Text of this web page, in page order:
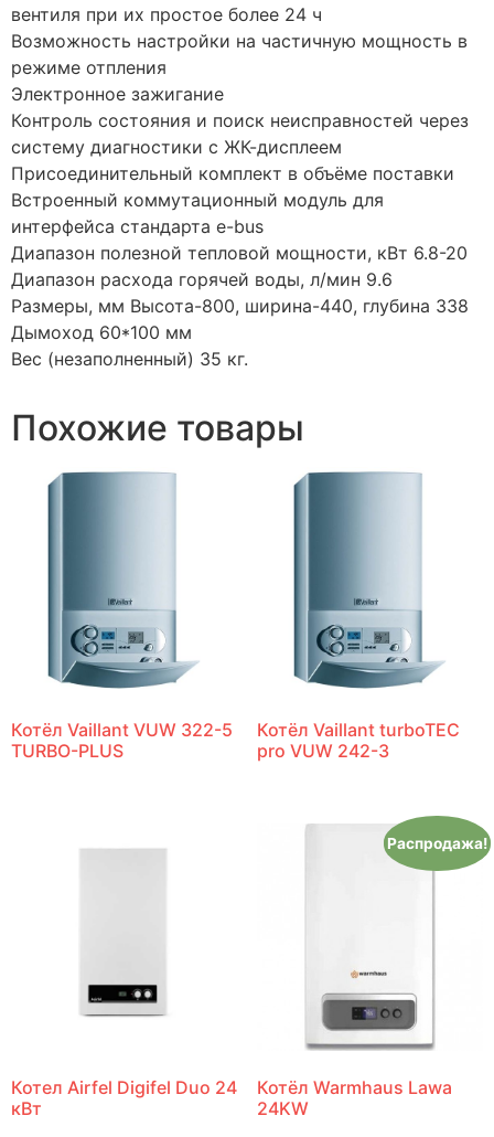
вентиля при их простое более 24 ч
Возможность настройки на частичную мощность в
режиме отпления
Электронное зажигание
Контроль состояния и поиск неисправностей через
систему диагностики с ЖК-дисплеем
Присоединительный комплект в объёме поставки
Встроенный коммутационный модуль для
интерфейса стандарта e-bus
Диапазон полезной тепловой мощности, кВт 6.8-20
Диапазон расхода горячей воды, л/мин 9.6
Размеры, мм Высота-800, ширина-440, глубина 338
Дымоход 60*100 мм
Вес (незаполненный) 35 кг.
Похожие товары
Котёл Vaillant VUW 322-5
TURBO-PLUS
Котёл Vaillant turboTEC
pro VUW 242-3
Котел Airfel Digifel Duo 24
кВт
Распродажа!
Котёл Warmhaus Lawa
24KW